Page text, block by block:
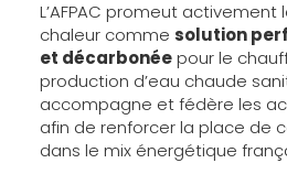
L’AFPAC promeut
chaleur comme solution
et décarbonéepour le
production d’eau chaude
accompagne et fédère les
afin de renforcer la place de
dans le mix énergétique